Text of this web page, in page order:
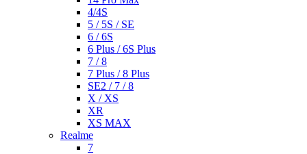
4/4S
5 / 5S / SE
6 / 6S
6 Plus / 6S Plus
7 / 8
7 Plus / 8 Plus
SE2 / 7 / 8
X / XS
XR
XS MAX
Realme
7